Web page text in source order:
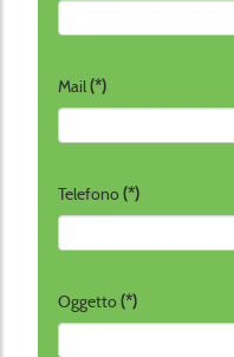
Mail(*)
Telefono(*)
Oggetto(*)